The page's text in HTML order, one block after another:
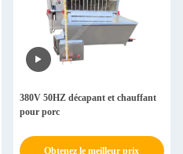
380V 50HZ décapant et chauffant
pour porc
Obtenez le meilleur prix